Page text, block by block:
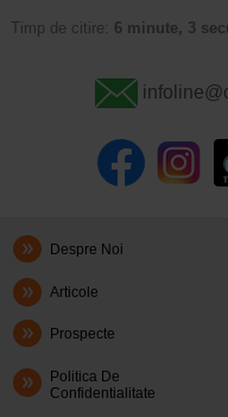
Timp de citire: 6 minute, 3
Despre Noi
Articole
Prospecte
Politica De
Confidentialitate